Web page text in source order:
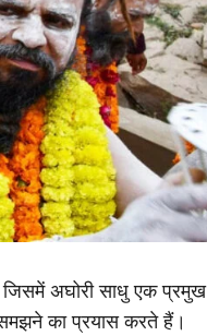
अघोरी साधु एक प्रमुख
का प्रयास करते हैं।